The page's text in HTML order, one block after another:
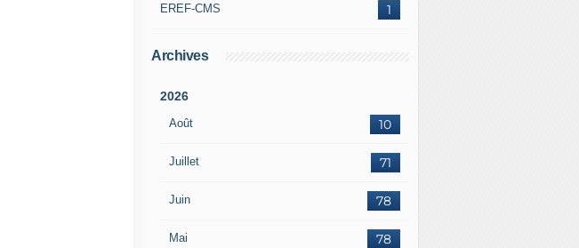
1
EREF-CMS
Archives
2026
Août 10
Juillet 71
Juin 78
Mai 78